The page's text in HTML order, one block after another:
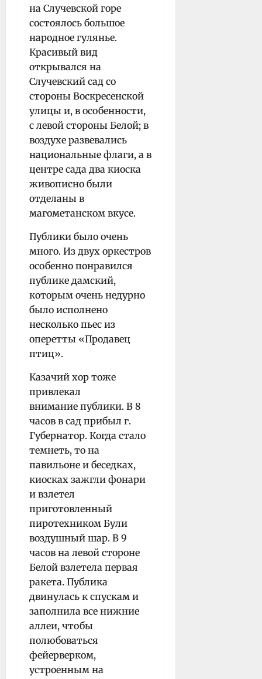
на Случевской горе
состоялось большое
народное гулянье.
Красивый вид
открывался на
Случевский сад со
стороны Воскресенской
улицы и, в особенности,
с левой стороны Белой; в
воздухе развевались
национальные флаги, а в
центре сада два киоска
живописно были
отделаны в
магометанском вкусе.
Публики было очень
много. Из двух оркестров
особенно понравился
публике дамский,
которым очень недурно
было исполнено
несколько пьес из
оперетты «Продавец
птиц».
Казачий хор тоже
привлекал
внимание публики. В 8
часов в сад прибыл г.
Губернатор. Когда стало
темнеть, то на
павильоне и беседках,
киосках зажгли фонари
и взлетел
приготовленный
пиротехником Були
воздушный шар. В 9
часов на левой стороне
Белой взлетела первая
ракета. Публика
двинулась к спускам и
заполнила все нижние
аллеи, чтобы
полюбоваться
фейерверком,
устроенным на